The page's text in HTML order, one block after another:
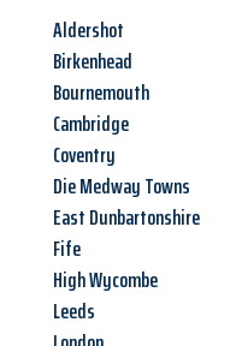
Aldershot
Birkenhead
Bournemouth
Cambridge
Coventry
Die Medway Towns
East Dunbartonshire
Fife
High Wycombe
Leeds